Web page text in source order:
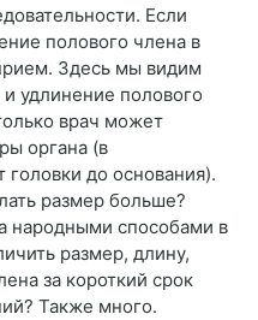
Если
полового члена в
Здесь мы видим
удлинение полового
врач может
органа (в
до основания).
размер больше?
народными способами в
размер, длину,
за короткий срок
Также много.